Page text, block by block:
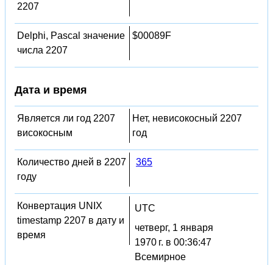
2207
Delphi, Pascal значение
числа 2207
$00089F
Дата и время
Является ли год 2207
високосным
Нет, невисокосный 2207
год
Количество дней в 2207
году
365
Конвертация UNIX
timestamp 2207 в дату и
время
UTC
четверг, 1 января
1970 г. в 00:36:47
Всемирное